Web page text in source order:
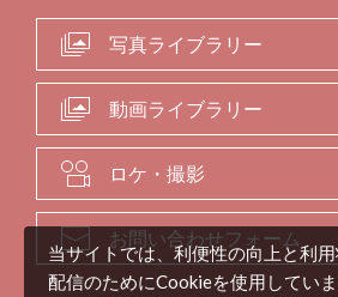
写真ライブラリー
動画ライブラリー
ロケ・撮影
お問い合わせフォーム
当サイトでは、利便性の向上と利
配信のためにCookieを使用してい